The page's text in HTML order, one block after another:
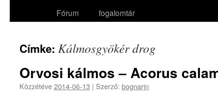
Fórum
fogalomtár
Címke: Kálmosgyökér drog
Orvosi kálmos – Acorus
Közzétéve2014-06-13 | Szerző: bognarjn